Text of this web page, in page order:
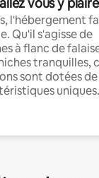
l'hébergement
Qu'il s'agisse de
à flanc de
tranquilles,
sont dotées de
uniques.